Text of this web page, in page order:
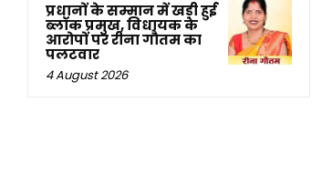
प्रधानों के सम्मान में खड़ी हुई
ब्लॉक प्रमुख, विधायक के
आरोपों पर रीना गौतम का
पलटवार
4 August 2026